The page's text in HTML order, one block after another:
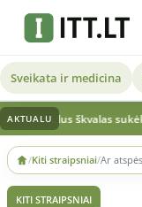
Sveikata ir medicina
AKTUALU
škvalas sukėlė stiprius
Skip
to
content
/Kiti straipsniai/
KITI STRAIPSNIAI